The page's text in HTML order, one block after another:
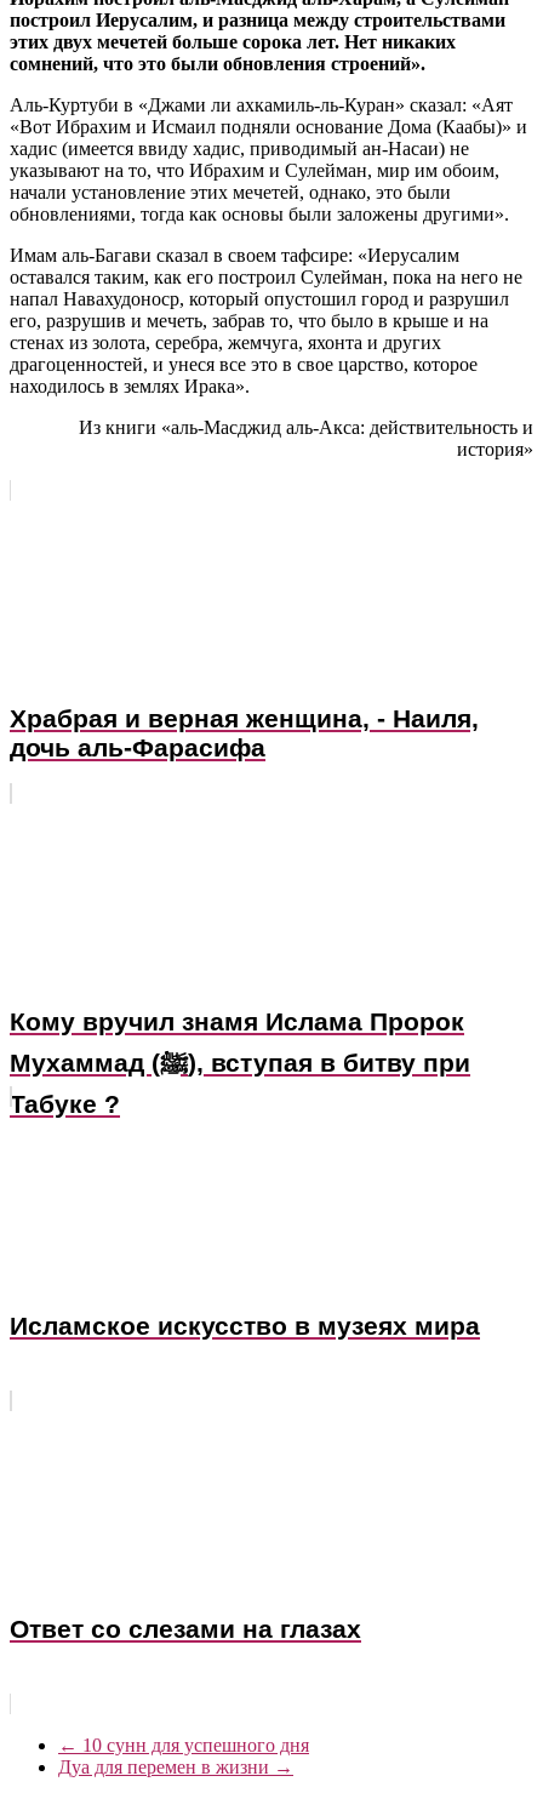
построил Иерусалим, и разница между строительствами
этих двух мечетей больше сорока лет. Нет никаких
сомнений, что это были обновления строений».
Аль-Куртуби в «Джами ли ахкамиль-ль-Куран» сказал: «Аят
«Вот Ибрахим и Исмаил подняли основание Дома (Каабы)» и
хадис (имеется ввиду хадис, приводимый ан-Насаи) не
указывают на то, что Ибрахим и Сулейман, мир им обоим,
начали установление этих мечетей, однако, это были
обновлениями, тогда как основы были заложены другими».
Имам аль-Багави сказал в своем тафсире: «Иерусалим
оставался таким, как его построил Сулейман, пока на него не
напал Навахудоноср, который опустошил город и разрушил
его, разрушив и мечеть, забрав то, что было в крыше и на
стенах из золота, серебра, жемчуга, яхонта и других
драгоценностей, и унеся все это в свое царство, которое
находилось в землях Ирака».
Из книги «аль-Масджид аль-Акса: действительность и
история»
Храбрая и верная женщина, - Наиля,
дочь аль-Фарасифа
Кому вручил знамя Ислама Пророк
Мухаммад (ﷺ), вступая в битву при
Табуке ?
Исламское искусство в музеях мира
Ответ со слезами на глазах
← 10 сунн для успешного дня
Дуа для перемен в жизни →